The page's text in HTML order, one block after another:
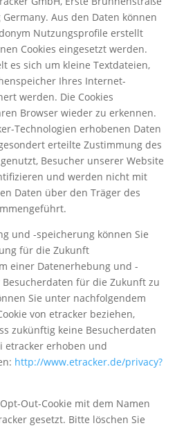
Germany. Aus den Daten können
Nutzungsprofile erstellt
Cookies eingesetzt werden.
es sich um kleine Textdateien,
Ihres Internet-
werden. Die Cookies
Browser wieder zu erkennen.
Technologien erhobenen Daten
erteilte Zustimmung des
Besucher unserer Website
und werden nicht mit
Daten über den Träger des
und -speicherung können Sie
für die Zukunft
einer Datenerhebung und -
für die Zukunft zu
Sie unter nachfolgendem
von etracker beziehen,
zukünftig keine Besucherdaten
etracker erhoben und
http://www.etracker.de/privacy?
Out-Cookie mit dem Namen
gesetzt. Bitte löschen Sie